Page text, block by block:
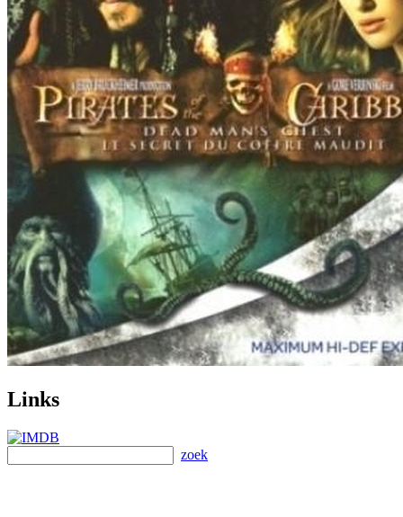
Links
zoek